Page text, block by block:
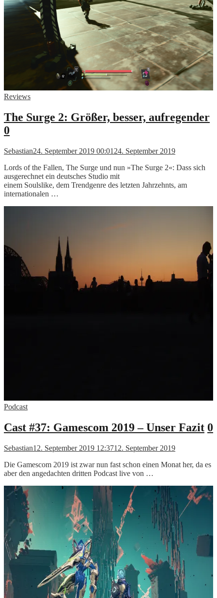
Reviews
The Surge 2: Größer, besser, aufregender
0
Sebastian24. September 2019 00:01 24. September 2019
Lords of the Fallen, The Surge und nun »The Surge 2«: Dass sich
ausgerechnet ein deutsches Studio mit
einem Soulslike, dem Trendgenre des letzten Jahrzehnts, am
internationalen …
Podcast
Cast #37: Gamescom 2019 – Unser Fazit 0
Sebastian12. September 2019 12:3712. September 2019
Die Gamescom 2019 ist zwar nun fast schon einen Monat her, da es
aber den angedachten dritten Podcast live von …